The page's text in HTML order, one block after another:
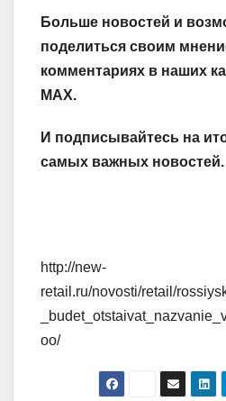
Больше новостей и
поделиться своим
комментариях в наших
MAX.
И подписывайтесь на
самых важных новостей.
http://new-
retail.ru/novosti/retail/
oo/